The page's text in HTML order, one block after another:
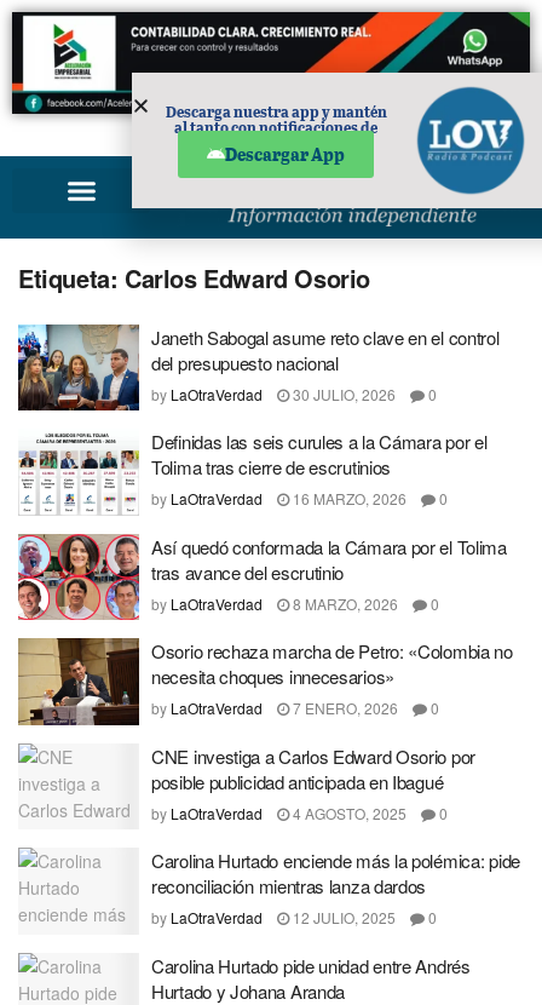
PUBLICIDAD
Etiqueta: Carlos Edward Osorio
Janeth Sabogal asume reto clave en el control
del presupuesto nacional
by LaOtraVerdad 30 JULIO, 2026 0
Definidas las seis curules a la Cámara por el
Tolima tras cierre de escrutinios
by LaOtraVerdad 16 MARZO, 2026 0
Así quedó conformada la Cámara por el Tolima
tras avance del escrutinio
by LaOtraVerdad 8 MARZO, 2026 0
Osorio rechaza marcha de Petro: «Colombia no
necesita choques innecesarios»
by LaOtraVerdad 7 ENERO, 2026 0
CNE investiga a Carlos Edward Osorio por
posible publicidad anticipada en Ibagué
by LaOtraVerdad 4 AGOSTO, 2025 0
Carolina Hurtado enciende más la polémica: pide
reconciliación mientras lanza dardos
by LaOtraVerdad 12 JULIO, 2025 0
Carolina Hurtado pide unidad entre Andrés
Hurtado y Johana Aranda
Descarga nuestra app y mantén
al tanto con notificaciones de
Descargar App